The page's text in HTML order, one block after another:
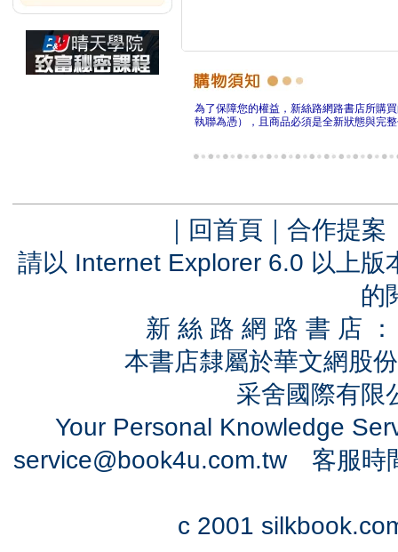
為了保障您的權益，新絲路網路書店所購
執聯為憑），且商品必須是全新狀態與完
｜ 回首頁 ｜ 合作提案
請以 Internet Explorer 6.0 以上
的
新 絲 路 網 路 書 店
本書店隸屬於華文網股
采舍國際有
Your Personal Knowledge
service@book4u.com.tw客服時
c 2001